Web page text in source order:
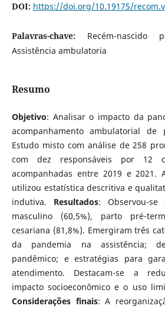
DOI: https://doi.org/10.19175/
Palavras-chave: Recém-nascido
Assistência ambulatoria
Resumo
Objetivo: Analisar o impacto da
acompanhamento ambulatorial de
Estudo misto com análise de 258
com dez responsáveis por 12
acompanhadas entre 2019 e 2021.
utilizou estatística descritiva e
indutiva. Resultados: Observou-se
masculino (60,5%), parto pré-
cesariana (81,8%). Emergiram três
da pandemia na assistência;
pandêmico; e estratégias para
atendimento. Destacam-se a
impacto socioeconômico e o uso
Considerações finais: A